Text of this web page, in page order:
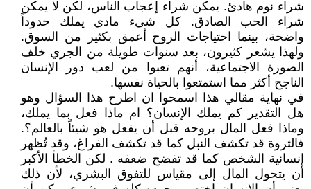
شراء نوم هادئ. يمكن شراء إعجاب الناس، لكن لا يمكن
شراء الحب الصادق. كل شيء مادي يملك حدوداً
واضحة، بينما احتياجات الروح أعمق بكثير من السوق.
ولهذا يشعر كثيرون، بعد سنوات طويلة من الجري خلف
الصورة الاجتماعية، أنهم تعبوا من لعب دور الإنسان
الناجح أكثر مما استمتعوا بالحياة نفسها.
في نهاية مقالي هذا اسمحوا ان اطرح هذا السؤال وهو
هل التقدير كم يملك الإنسان؟ ام ماذا فعل بما يملك،
وماذا فعل المال بروحه قبل أن يفعل هو شيئاً بالعالم؟.
فالثروة قد تكشف النبل كما قد تكشف الفراغ، وقد تُظهر
إنسانية الشخص كما قد تفضح ضعفه . لكن الخطأ الأكبر
أن يتحول المال إلى مقياس للتفوق البشري، لأن ذلك